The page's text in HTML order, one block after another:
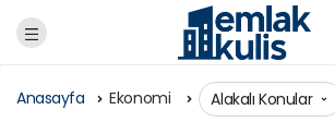
Anasayfa Ekonomi Alakalı Konular